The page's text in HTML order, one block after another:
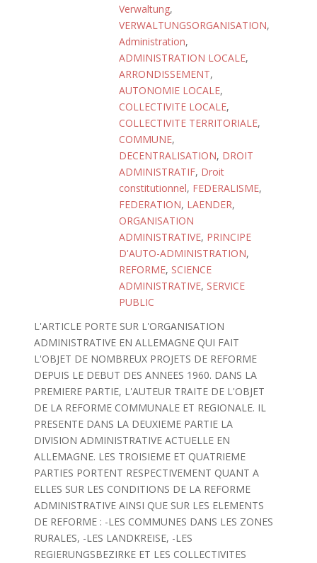
Verwaltung,
VERWALTUNGSORGANISATION,
Administration,
ADMINISTRATION LOCALE,
ARRONDISSEMENT,
AUTONOMIE LOCALE,
COLLECTIVITE LOCALE,
COLLECTIVITE TERRITORIALE,
COMMUNE,
DECENTRALISATION, DROIT
ADMINISTRATIF, Droit
constitutionnel, FEDERALISME,
FEDERATION, LAENDER,
ORGANISATION
ADMINISTRATIVE, PRINCIPE
D'AUTO-ADMINISTRATION,
REFORME, SCIENCE
ADMINISTRATIVE, SERVICE
PUBLIC
L'ARTICLE PORTE SUR L'ORGANISATION
ADMINISTRATIVE EN ALLEMAGNE QUI FAIT
L'OBJET DE NOMBREUX PROJETS DE REFORME
DEPUIS LE DEBUT DES ANNEES 1960. DANS LA
PREMIERE PARTIE, L'AUTEUR TRAITE DE L'OBJET
DE LA REFORME COMMUNALE ET REGIONALE. IL
PRESENTE DANS LA DEUXIEME PARTIE LA
DIVISION ADMINISTRATIVE ACTUELLE EN
ALLEMAGNE. LES TROISIEME ET QUATRIEME
PARTIES PORTENT RESPECTIVEMENT QUANT A
ELLES SUR LES CONDITIONS DE LA REFORME
ADMINISTRATIVE AINSI QUE SUR LES ELEMENTS
DE REFORME : -LES COMMUNES DANS LES ZONES
RURALES, -LES LANDKREISE, -LES
REGIERUNGSBEZIRKE ET LES COLLECTIVITES